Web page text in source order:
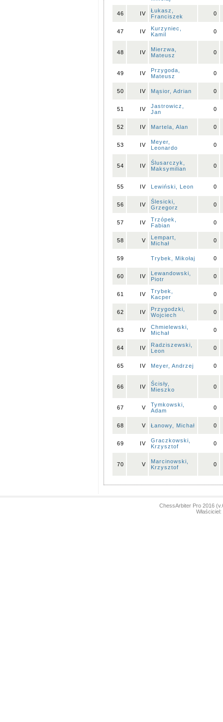
46 IV
Łukasz,
Franciszek
0
47 IV
Kurzyniec,
Kamil
0
48 IV
Mierzwa,
Mateusz
0
49 IV
Przygoda,
Mateusz
0
50 IV Mąsior, Adrian 0
51 IV
Jastrowicz,
Jan
0
52 IV Martela, Alan 0
53 IV
Meyer,
Leonardo
0
54 IV
Ślusarczyk,
Maksymilian
0
55 IV Lewiński, Leon 0
56 IV
Ślesicki,
Grzegorz
0
57 IV
Trzópek,
Fabian
0
58 V
Lempart,
Michał
0
59 Trybek, Mikołaj 0
60 IV
Lewandowski,
Piotr
0
61 IV
Trybek,
Kacper
0
62 IV
Przygodzki,
Wojciech
0
63 IV
Chmielewski,
Michał
0
64 IV
Radziszewski,
Leon
0
65 IV Meyer, Andrzej 0
66 IV
Ścisły,
Mieszko
0
67 V
Tymkowski,
Adam
0
68 V Łanowy, Michał 0
69 IV
Graczkowski,
Krzysztof
0
70 V
Marcinowski,
Krzysztof
0
ChessArbiter Pro 2016